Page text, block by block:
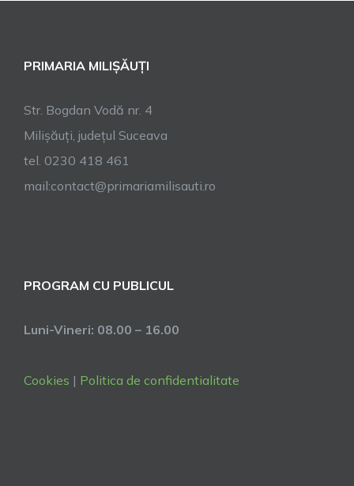
PRIMARIA MILIȘĂUȚI
Str. Bogdan Vodă nr. 4
Milișăuți, județul Suceava
tel. 0230 418 461
mail:contact@primariamilisauti.ro
PROGRAM CU PUBLICUL
Luni-Vineri: 08.00 – 16.00
Cookies | Politica de confidentialitate